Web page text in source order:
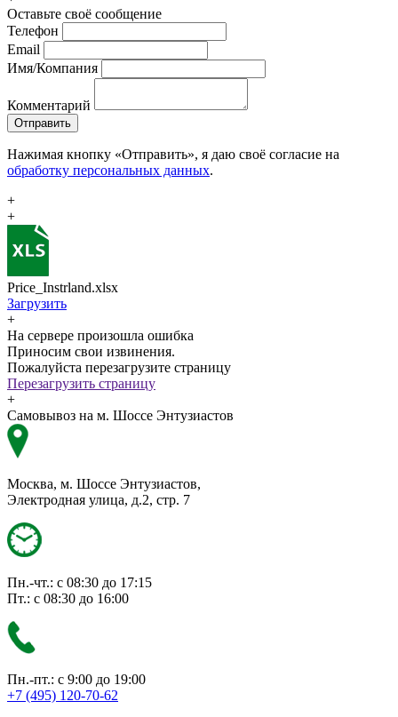
Оставьте своё сообщение
Телефон
Email
Имя/Компания
Комментарий
Отправить
Нажимая кнопку «Отправить», я даю своё согласие на
обработку персональных данных.
+
+
Price_Instrland.xlsx
Загрузить
+
На сервере произошла ошибка
Приносим свои извинения.
Пожалуйста перезагрузите страницу
Перезагрузить страницу
+
Самовывоз на м. Шоссе Энтузиастов
Москва, м. Шоссе Энтузиастов,
Электродная улица, д.2, стр. 7
Пн.-чт.: с 08:30 до 17:15
Пт.: с 08:30 до 16:00
Пн.-пт.: с 9:00 до 19:00
+7 (495) 120-70-62